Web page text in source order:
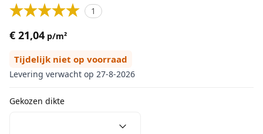
1
€ 21,04 p/m²
Tijdelijk niet op voorraad
Levering verwacht op 27-8-2026
Gekozen dikte